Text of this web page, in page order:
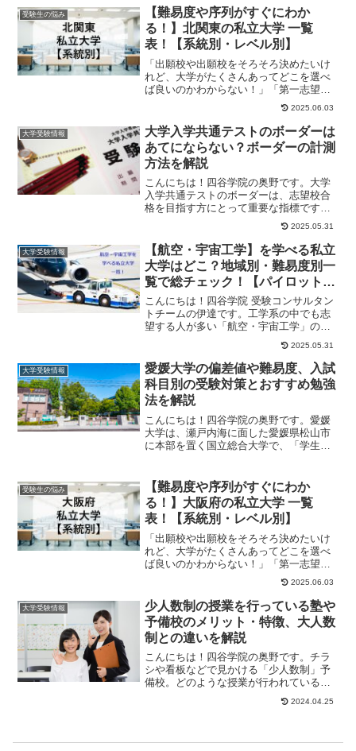
受験生の悩み
【難易度や序列がすぐにわか
る！】北関東の私立大学 一覧
表！【系統別・レベル別】
「出願校や出願校をそろそろ決めたいけ
れど、大学がたくさんあってどこを選べ
ば良いのかわからない！」「第一志望は
決まった！でも、併願先はどこにすれば
2025.06.03
大学受験情報
大学入学共通テストのボーダーは
あてにならない？ボーダーの計測
方法を解説
こんにちは！四谷学院の奥野です。大学
入学共通テストのボーダーは、志望校合
格を目指す方にとって重要な指標ですが
「あてにならない」と言われることもあ
2025.05.31
大学受験情報
【航空・宇宙工学】を学べる私立
大学はどこ？地域別・難易度別一
覧で総チェック！【パイロットを
目指せるのはどの大学？】
こんにちは！四谷学院 受験コンサルタン
トチームの伊達です。工学系の中でも志
望する人が多い「航空・宇宙工学」の分
野。しかし、実際にどの大学であれば専
2025.05.31
大学受験情報
愛媛大学の偏差値や難易度、入試
科目別の受験対策とおすすめ勉強
法を解説
こんにちは！四谷学院の奥野です。愛媛
大学は、瀬戸内海に面した愛媛県松山市
に本部を置く国立総合大学で、「学生中
受験生の悩み
【難易度や序列がすぐにわか
る！】大阪府の私立大学 一覧
表！【系統別・レベル別】
「出願校や出願校をそろそろ決めたいけ
れど、大学がたくさんあってどこを選べ
ば良いのかわからない！」「第一志望は
決まった！でも、併願先はどこにすれば
2025.06.03
大学受験情報
少人数制の授業を行っている塾や
予備校のメリット・特徴、大人数
制との違いを解説
こんにちは！四谷学院の奥野です。チラ
シや看板などで見かける「少人数制」予
備校。どのような授業が行われているの
か、少人数制にはどのようなメリットが
2024.04.25